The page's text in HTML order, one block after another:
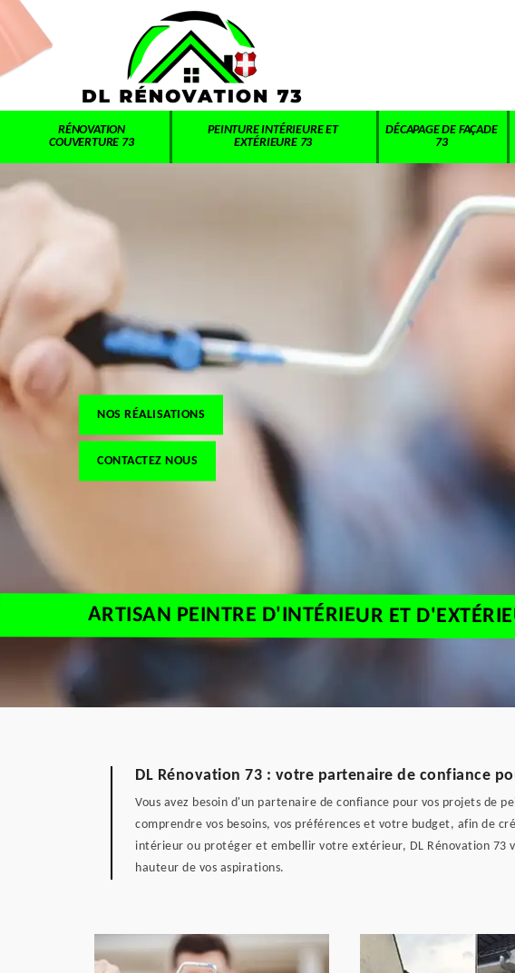
RÉNOVATION
COUVERTURE 73
PEINTURE INTÉRIEURE ET
EXTÉRIEURE 73
DÉCAPAGE DE FAÇADE
73
NOS RÉALISATIONS
CONTACTEZ NOUS
ARTISAN PEINTRE D'INTÉRIEUR ET
DL Rénovation 73 : votre partenaire de confiance
Vous avez besoin d'un partenaire de confiance pour vos projets de
comprendre vos besoins, vos préférences et votre budget, afin de
intérieur ou protéger et embellir votre extérieur, DL Rénovation 73
hauteur de vos aspirations.